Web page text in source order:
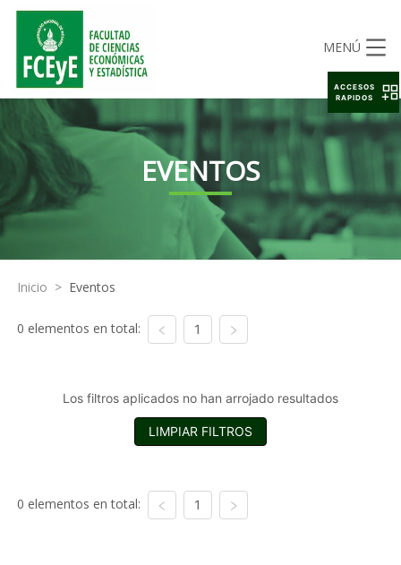
MENÚ
EVENTOS
Inicio > Eventos
0 elementos en total: 1
Los filtros aplicados no han arrojado resultados
LIMPIAR FILTROS
0 elementos en total: 1
ACCESOS
RAPIDOS